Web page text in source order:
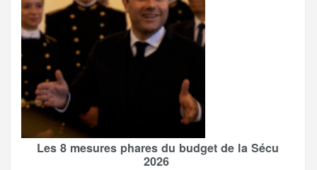
Les 8 mesures phares du budget de la Sécu
2026